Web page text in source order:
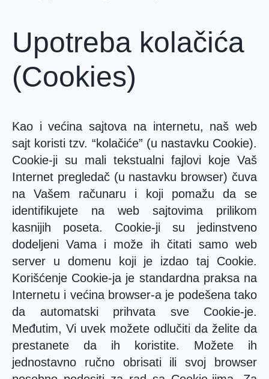
Upotreba kolačića
(Cookies)
Kao i većina sajtova na internetu, naš web
sajt koristi tzv. “kolačiće” (u nastavku Cookie).
Cookie-ji su mali tekstualni fajlovi koje Vaš
Internet pregledač (u nastavku browser) čuva
na Vašem računaru i koji pomažu da se
identifikujete na web sajtovima prilikom
kasnijih poseta. Cookie-ji su jedinstveno
dodeljeni Vama i može ih čitati samo web
server u domenu koji je izdao taj Cookie.
Korišćenje Cookie-ja je standardna praksa na
Internetu i većina browser-a je podešena tako
da automatski prihvata sve Cookie-je.
Međutim, Vi uvek možete odlučiti da želite da
prestanete da ih koristite. Možete ih
jednostavno ručno obrisati ili svoj browser